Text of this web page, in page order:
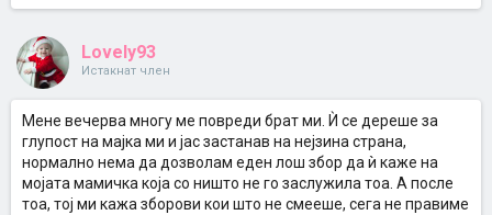
Lovely93
Истакнат член
Мене вечерва многу ме повреди брат ми. Ѝ се дереше за
глупост на мајка ми и јас застанав на нејзина страна,
нормално нема да дозволам еден лош збор да ѝ каже на
мојата мамичка која со ништо не го заслужила тоа. А после
тоа, тој ми кажа зборови кои што не смееше, сега не правиме